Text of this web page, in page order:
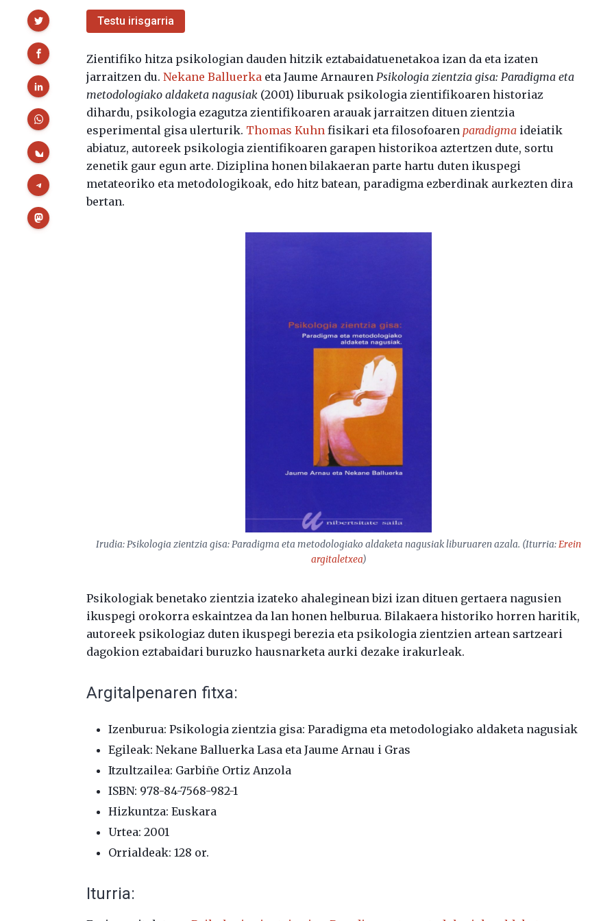
Testu irisgarria
Zientifiko hitza psikologian dauden hitzik eztabaidatuenetakoa izan da eta izaten
jarraitzen du.Nekane Balluerka eta Jaume ArnaurenPsikologia zientzia gisa: Paradigma eta
metodologiako aldaketa nagusiak (2001) liburuak psikologia zientifikoaren historiaz
dihardu, psikologia ezagutza zientifikoaren arauak jarraitzen dituen zientzia
esperimental gisa ulerturik. Thomas Kuhn fisikari eta filosofoarenparadigma ideiatik
abiatuz, autoreek psikologia zientifikoaren garapen historikoa aztertzen dute, sortu
zenetik gaur egun arte. Diziplina honen bilakaeran parte hartu duten ikuspegi
metateoriko eta metodologikoak, edo hitz batean, paradigma ezberdinak aurkezten dira
bertan.
Irudia:Psikologia zientzia gisa: Paradigma eta metodologiako aldaketa nagusiakliburuaren azala. (Iturria:Erein
argitaletxea)
Psikologiak benetako zientzia izateko ahaleginean bizi izan dituen gertaera nagusien
ikuspegi orokorra eskaintzea da lan honen helburua. Bilakaera historiko horren haritik,
autoreek psikologiaz duten ikuspegi berezia eta psikologia zientzien artean sartzeari
dagokion eztabaidari buruzko hausnarketa aurki dezake irakurleak.
Argitalpenaren fitxa:
Izenburua: Psikologia zientzia gisa: Paradigma eta metodologiako aldaketa nagusiak
Egileak: Nekane Balluerka Lasa eta Jaume Arnau i Gras
Itzultzailea: Garbiñe Ortiz Anzola
ISBN: 978-84-7568-982-1
Hizkuntza: Euskara
Urtea: 2001
Orrialdeak: 128 or.
Iturria:
Partekatu